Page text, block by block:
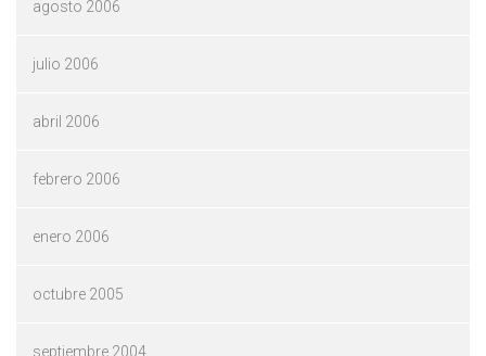
agosto 2006
julio 2006
abril 2006
febrero 2006
enero 2006
octubre 2005
septiembre 2004